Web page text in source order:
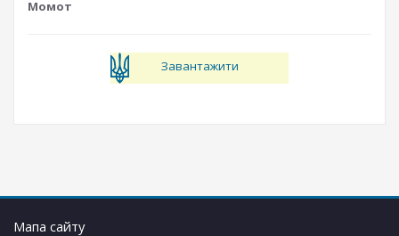
Момот
Завантажити
Мапа сайту